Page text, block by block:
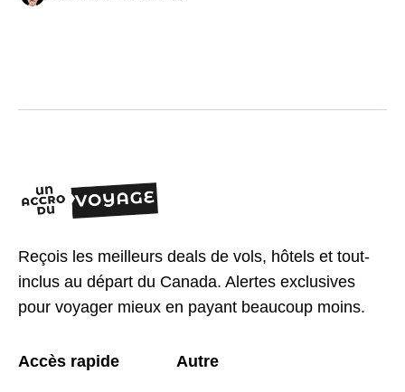
Reçois les meilleurs deals de vols, hôtels et tout-
inclus au départ du Canada. Alertes exclusives
pour voyager mieux en payant beaucoup moins.
Accès rapide Autre